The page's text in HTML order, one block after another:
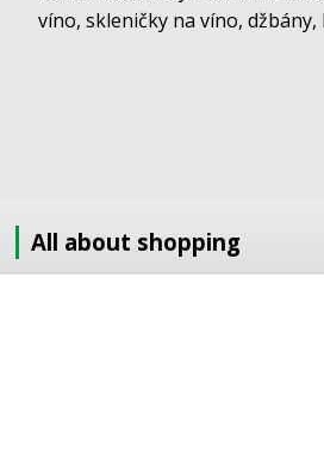
víno, skleničky na víno, džbány,
All about shopping